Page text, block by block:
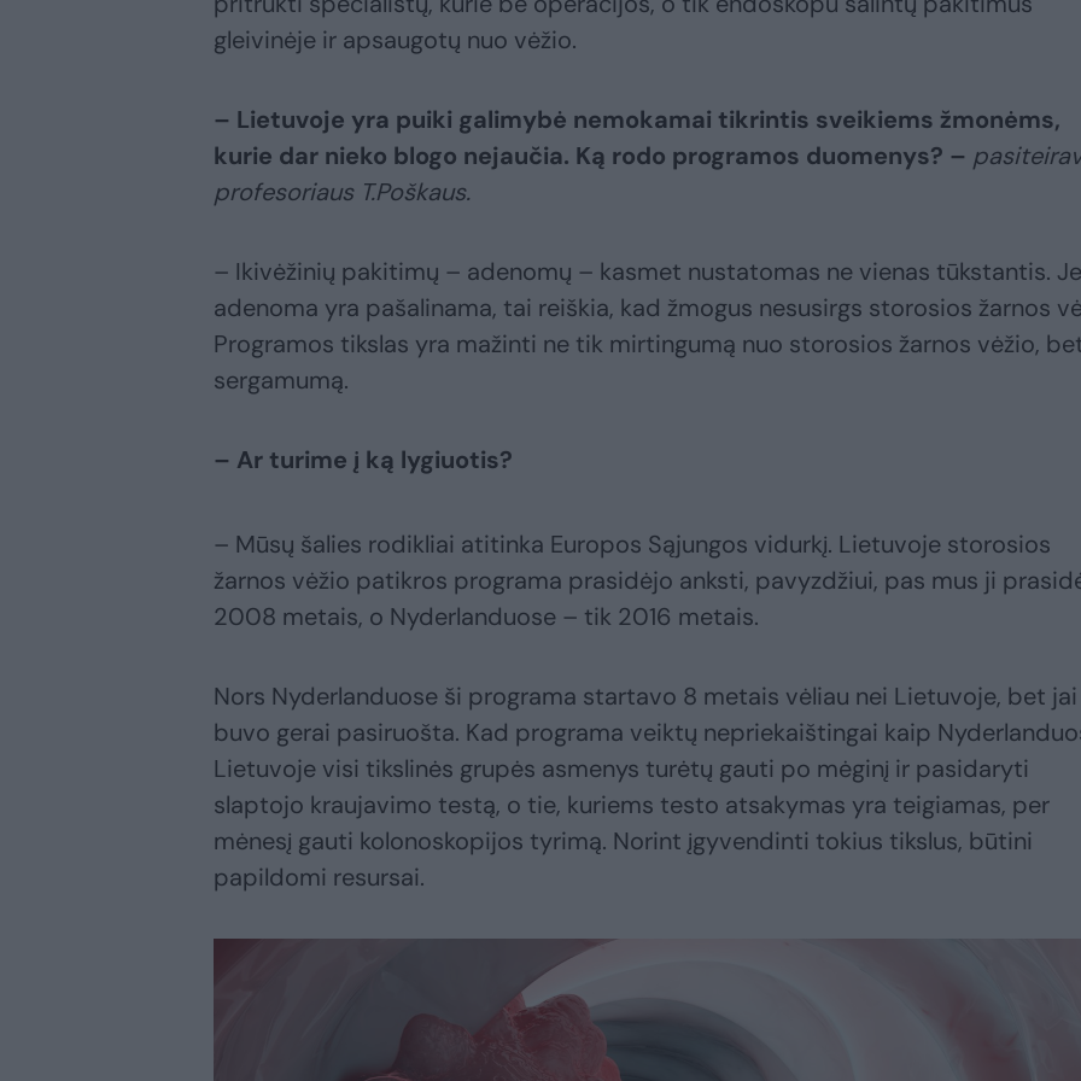
gleivinėje ir apsaugotų nuo vėžio.
– Lietuvoje yra puiki galimybė nemokamai tikrintis sveikiems žmonėms,
kurie dar nieko blogo nejaučia. Ką rodo programos duomenys? –
profesoriaus T.Poškaus.
– Ikivėžinių pakitimų – adenomų – kasmet nustatomas ne vienas tūkstantis.
adenoma yra pašalinama, tai reiškia, kad žmogus nesusirgs storosios žarnos
Programos tikslas yra mažinti ne tik mirtingumą nuo storosios žarnos vėžio,
sergamumą.
– Ar turime į ką lygiuotis?
– Mūsų šalies rodikliai atitinka Europos Sąjungos vidurkį. Lietuvoje storosios
žarnos vėžio patikros programa prasidėjo anksti, pavyzdžiui, pas mus ji
2008 metais, o Nyderlanduose – tik 2016 metais.
Nors Nyderlanduose ši programa startavo 8 metais vėliau nei Lietuvoje, bet jai
buvo gerai pasiruošta. Kad programa veiktų nepriekaištingai kaip
Lietuvoje visi tikslinės grupės asmenys turėtų gauti po mėginį ir pasidaryti
slaptojo kraujavimo testą, o tie, kuriems testo atsakymas yra teigiamas, per
mėnesį gauti kolonoskopijos tyrimą. Norint įgyvendinti tokius tikslus, būtini
papildomi resursai.